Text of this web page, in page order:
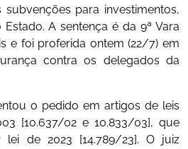
para investimentos,
A sentença é da 9ª Vara
e foi proferida ontem (22/7) em
contra os delegados da
o pedido em artigos de leis
[10.637/02 e 10.833/03], que
de 2023 [14.789/23]. O juiz